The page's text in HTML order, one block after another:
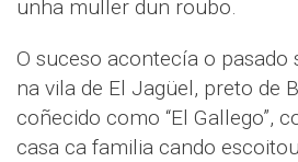
unha muller dun roubo.
O suceso acontecía o pasado
na vila de El Jagüel, preto de
coñecido como “El Gallego”,
casa ca familia cando